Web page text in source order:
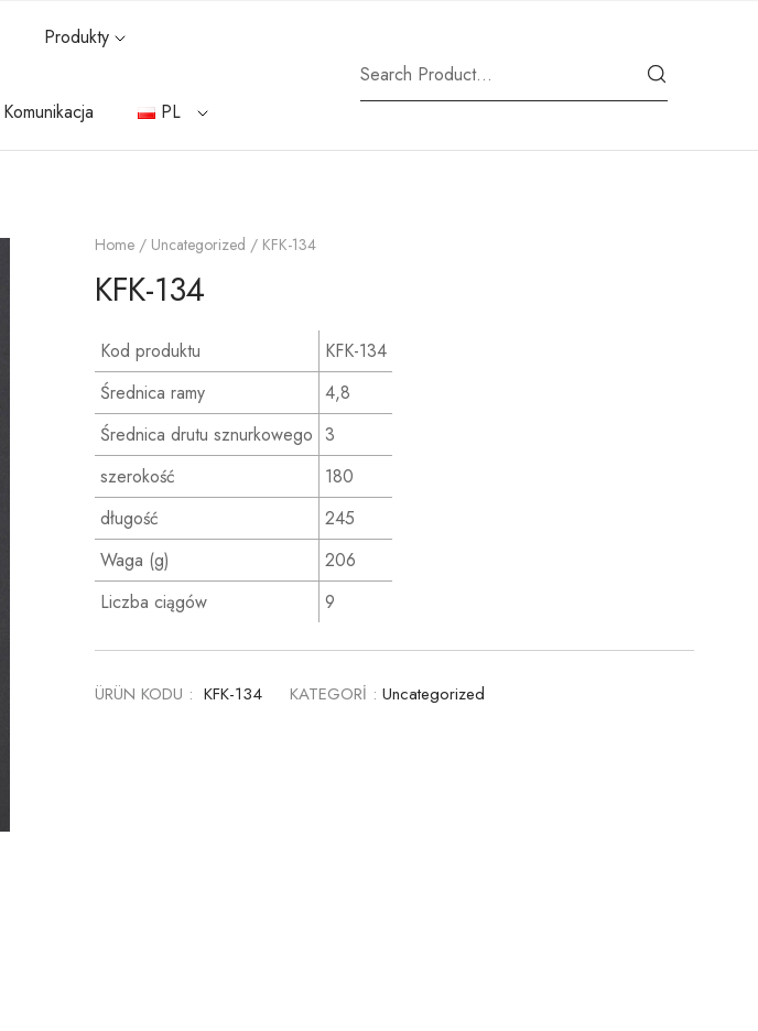
Produkty
Komunikacja PL
Home / Uncategorized / KFK-134
KFK-134
Kod produktu
KFK-134
Średnica ramy
4,8
Średnica drutu sznurkowego 3
szerokość
180
długość
245
Waga (g)
206
Liczba ciągów
9
ÜRÜN KODU : KFK-134 KATEGORİ : Uncategorized